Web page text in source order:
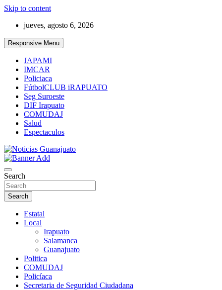
Skip to content
jueves, agosto 6, 2026
Responsive Menu
JAPAMI
IMCAR
Policiaca
FútbolCLUB iRAPUATO
Seg Suroeste
DIF Irapuato
COMUDAJ
Salud
Espectaculos
Noticias Guanajuato
Search
Search
Estatal
Local
Irapuato
Salamanca
Guanajuato
Politica
COMUDAJ
Policíaca
Secretaria de Seguridad Ciudadana